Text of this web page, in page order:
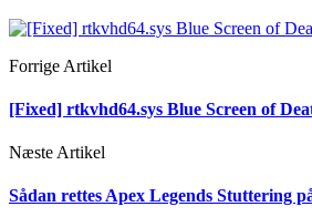
Forrige Artikel
[Fixed] rtkvhd64.sys Blue Screen of
Næste Artikel
Sådan rettes Apex Legends Stuttering